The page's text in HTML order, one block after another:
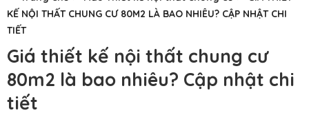
KẾ NỘI THẤT CHUNG CƯ 80M2 LÀ BAO NHIÊU? CẬP NHẬT CHI
TIẾT
Giá thiết kế nội thất chung cư
80m2 là bao nhiêu? Cập nhật chi
tiết